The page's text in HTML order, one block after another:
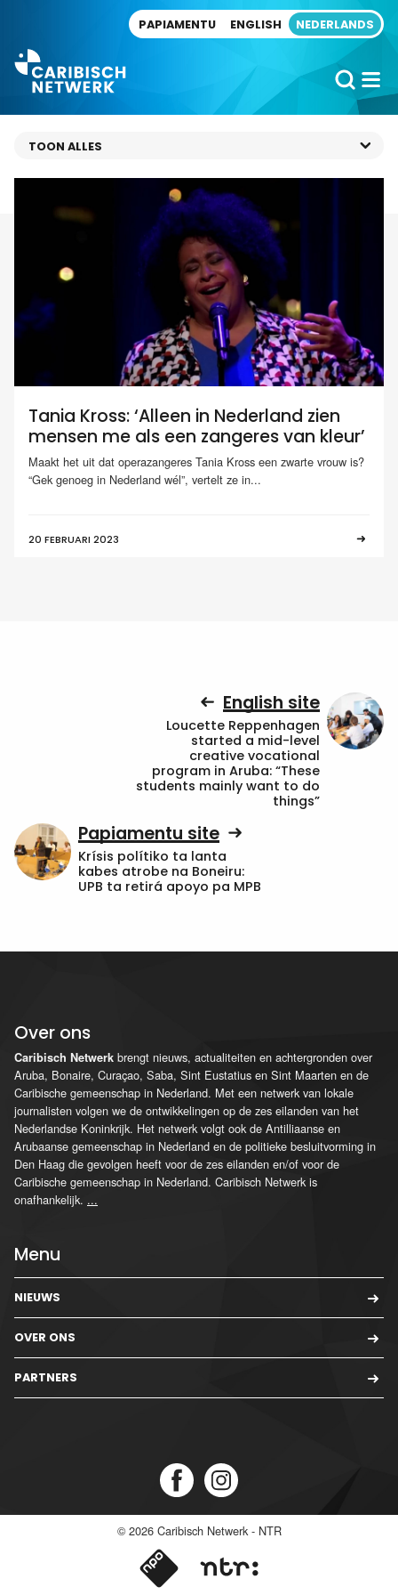
PAPIAMENTU ENGLISH NEDERLANDS
Tania Kross: ‘Alleen in Nederland zien
mensen me als een zangeres van kleur’
Maakt het uit dat operazangeres Tania Kross een zwarte vrouw is?
“Gek genoeg in Nederland wél”, vertelt ze in...
20 FEBRUARI 2023
English site
Loucette Reppenhagen
started a mid-level
creative vocational
program in Aruba: “These
students mainly want to do
things”
Papiamentu site
Krísis polítiko ta lanta
kabes atrobe na Boneiru:
UPB ta retirá apoyo pa MPB
Over ons
Caribisch Netwerk brengt nieuws, actualiteiten en achtergronden over
Aruba, Bonaire, Curaçao, Saba, Sint Eustatius en Sint Maarten en de
Caribische gemeenschap in Nederland. Met een netwerk van lokale
journalisten volgen we de ontwikkelingen op de zes eilanden van het
Nederlandse Koninkrijk. Het netwerk volgt ook de Antilliaanse en
Arubaanse gemeenschap in Nederland en de politieke besluitvorming in
Den Haag die gevolgen heeft voor de zes eilanden en/of voor de
Caribische gemeenschap in Nederland. Caribisch Netwerk is
onafhankelijk. ...
Menu
NIEUWS
OVER ONS
PARTNERS
© 2026 Caribisch Netwerk - NTR